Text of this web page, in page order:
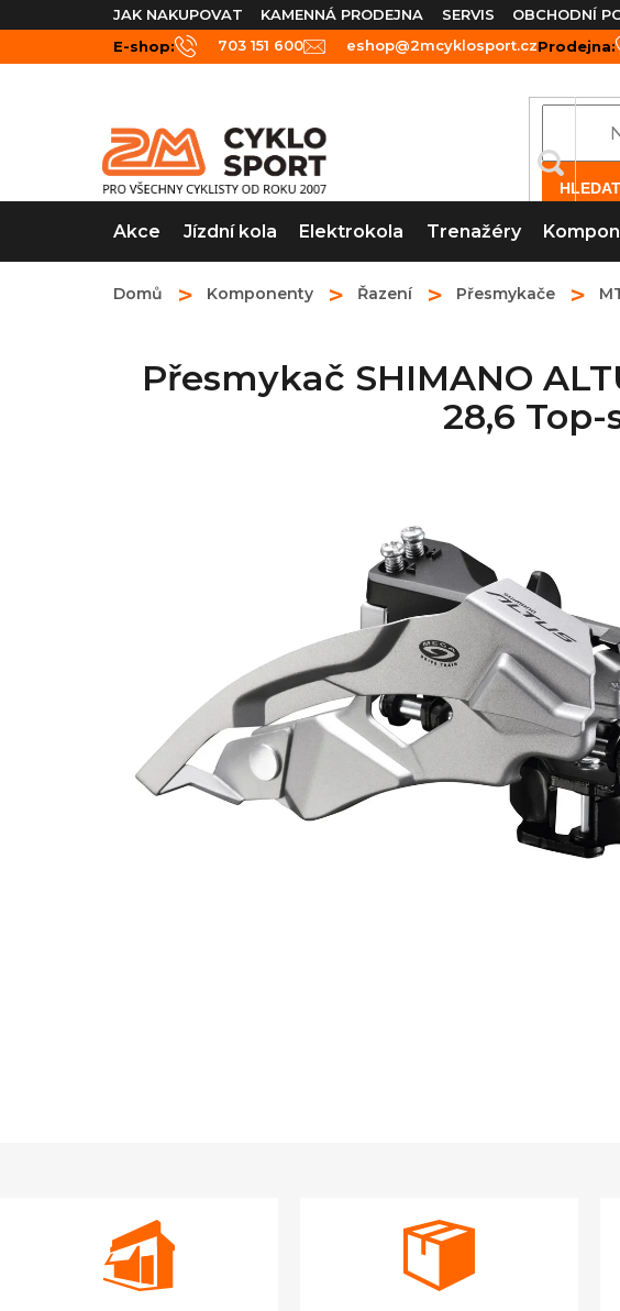
na
obsah
JAK NAKUPOVAT KAMENNÁ PRODEJNA SERVIS OBCHODNÍ
E-shop:
703 151 600 eshop@2mcyklosport.czProdejna:
HLEDAT
Akce Jízdní kola Elektrokola Trenažéry
Domů Komponenty Řazení Přesmykače
Přesmykač SHIMANO
28,6